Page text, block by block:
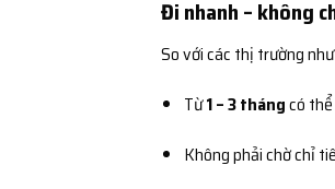
Đi nhanh – không
So với các thị trường
Từ1 – 3 thángcó
Không phải chờ chỉ